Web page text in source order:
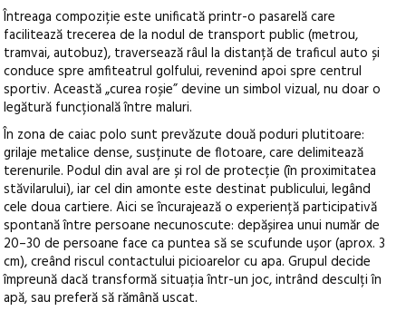
Întreaga compoziție este unificată printr-o pasarelă care
facilitează trecerea de la nodul de transport public (metrou,
tramvai, autobuz), traversează râul la distanță de traficul auto și
conduce spre amfiteatrul golfului, revenind apoi spre centrul
sportiv. Această „curea roșie” devine un simbol vizual, nu doar o
legătură funcțională între maluri.
În zona de caiac polo sunt prevăzute două poduri plutitoare:
grilaje metalice dense, susținute de flotoare, care delimitează
terenurile. Podul din aval are și rol de protecție (în proximitatea
stăvilarului), iar cel din amonte este destinat publicului, legând
cele doua cartiere. Aici se încurajează o experiență participativă
spontană între persoane necunoscute: depășirea unui număr de
20–30 de persoane face ca puntea să se scufunde ușor (aprox. 3
cm), creând riscul contactului picioarelor cu apa. Grupul decide
împreună dacă transformă situația într-un joc, intrând desculți în
apă, sau preferă să rămână uscat.